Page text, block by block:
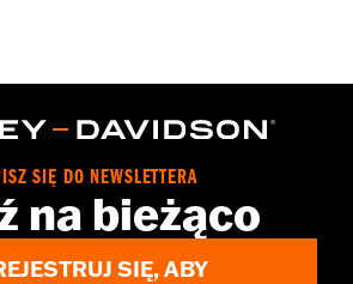
SIĘ DO NEWSLETTERA
na bieżąco
SIĘ, ABY